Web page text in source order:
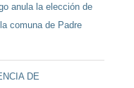
anula la elección de
comuna de Padre
DE